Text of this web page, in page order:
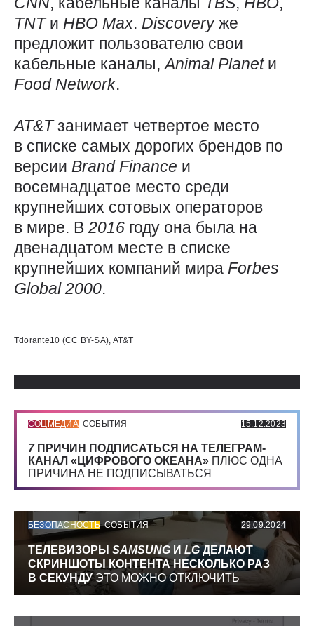
TNTи HBO Max. Discoveryже
предложит пользователю свои
кабельные каналы,Animal Planet и
Food Network.
AT&Tзанимает четвертое место
в списке самых дорогих брендов по
версии Brand Finance и
восемнадцатое место среди
крупнейших сотовых операторов
в мире. В 2016 году она была на
двенадцатом месте в списке
крупнейших компаний мира Forbes
Global 2000.
Использованные источники:
Tdorante10 (CC BY-SA), AT&T
СОЦМЕДИА СОБЫТИЯ 15.12.2023
7 ПРИЧИН ПОДПИСАТЬСЯ НА ТЕЛЕГРАМ-
КАНАЛ «ЦИФРОВОГО ОКЕАНА» ПЛЮС ОДНА
ПРИЧИНА НЕ ПОДПИСЫВАТЬСЯ
БЕЗОПАСНОСТЬ СОБЫТИЯ 29.09.2024
ТЕЛЕВИЗОРЫ SAMSUNG И LGДЕЛАЮТ
СКРИНШОТЫ КОНТЕНТА НЕСКОЛЬКО РАЗ
В СЕКУНДУЭТО МОЖНО ОТКЛЮЧИТЬ